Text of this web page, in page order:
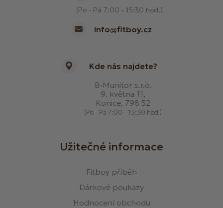
(Po - Pá 7:00 - 15:30 hod.)
info@fitboy.cz
Kde nás najdete?
B-Munitor s.r.o.
9. května 11,
Konice, 798 52
(Po - Pá 7:00 - 15:30 hod.)
Užitečné informace
Fitboy příběh
Dárkové poukazy
Hodnocení obchodu